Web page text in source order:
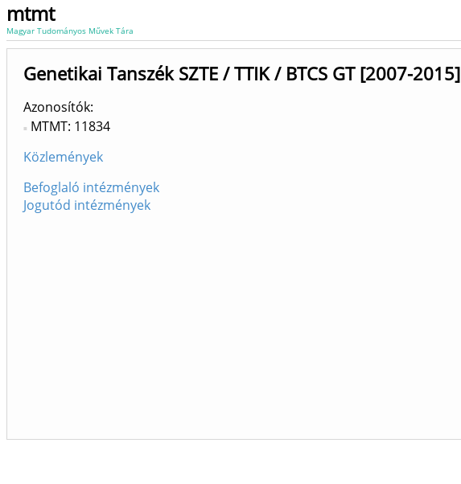
mtmt
Magyar Tudományos Művek Tára
Genetikai Tanszék SZTE / TTIK / BTCS GT [2007-2015]
Azonosítók
MTMT: 11834
Közlemények
Befoglaló intézmények
Jogutód intézmények